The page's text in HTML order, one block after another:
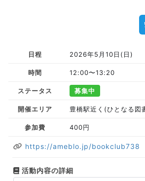
日程 2026年5月10日(日)
時間 12:00〜13:20
ステータス 募集中
開催エリア 豊橋駅近く(ひとなる図
参加費 400円
https://ameblo.jp/bookclub738
活動内容の詳細